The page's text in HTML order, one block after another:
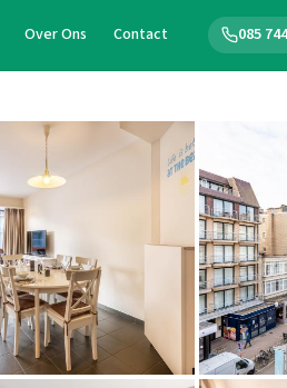
085
Over Ons Contact